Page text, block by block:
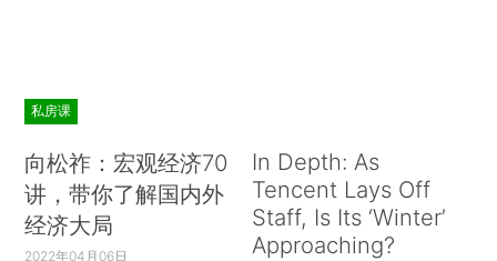
私房课
向松祚：宏观经济70
讲，带你了解国内外
经济大局
2022年04月06日
In Depth: As
Tencent Lays Off
Staff, Is Its ‘Winter’
Approaching?